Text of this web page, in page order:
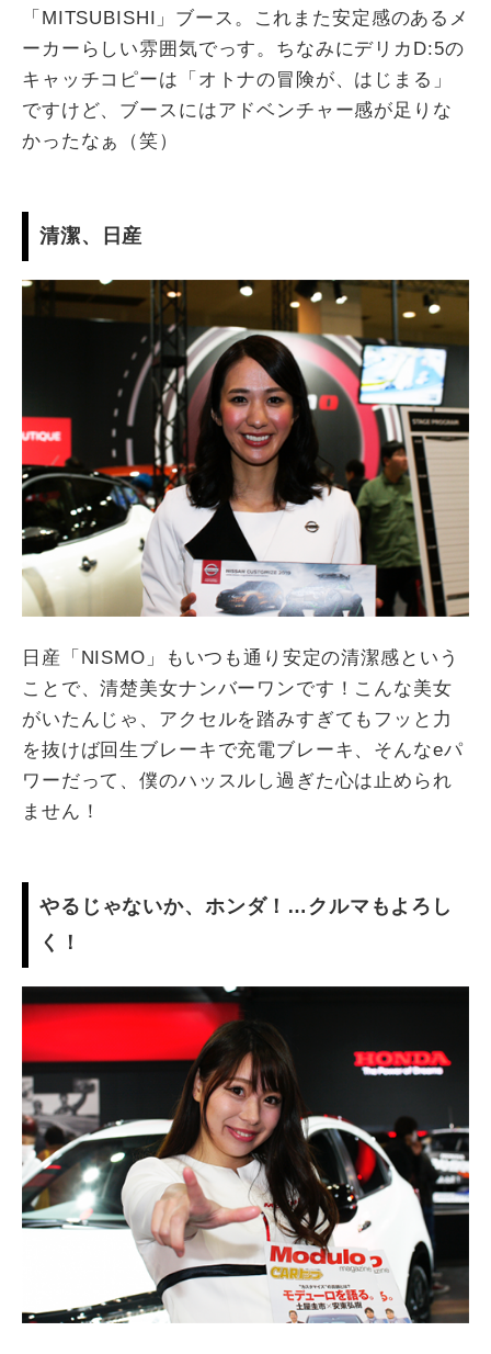
「MITSUBISHI」ブース。これまた安定感のあるメ
ーカーらしい雰囲気でっす。ちなみにデリカD:5の
キャッチコピーは「オトナの冒険が、はじまる」
ですけど、ブースにはアドベンチャー感が足りな
かったなぁ（笑）
清潔、日産
日産「NISMO」もいつも通り安定の清潔感という
ことで、清楚美女ナンバーワンです！こんな美女
がいたんじゃ、アクセルを踏みすぎてもフッと力
を抜けば回生ブレーキで充電ブレーキ、そんなeパ
ワーだって、僕のハッスルし過ぎた心は止められ
ません！
やるじゃないか、ホンダ！…クルマもよろし
く！